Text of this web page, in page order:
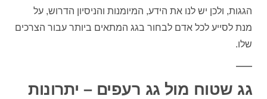
הגגות, ולכן יש לנו את הידע, המיומנות והניסיון הדרוש, על
מנת לסייע לכל אדם לבחור בגג המתאים ביותר עבור הצרכים
שלו.
גג שטוח מול גג רעפים – יתרונות